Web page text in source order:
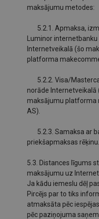
maksājumu metodes:
5.2.1. Apmaksa,
Luminor
Internetveikalā (šo
platforma
5.2.2. Visa/
norāde Internetveikalā
maksājumu platforma
AS).
5.2.3. Samaksa ar
priekšapmaksas rēķinu.
5.3. Distances līgums
maksājumu uz
Ja kādu iemeslu dēļ
Pircējs par to tiks
atmaksāta pēc
pēc paziņojuma